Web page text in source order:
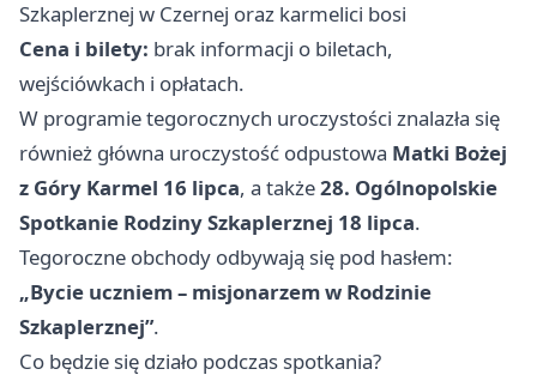
Szkaplerznej w Czernej oraz karmelici bosi
Cena i bilety: brak informacji o biletach,
wejściówkach i opłatach.
W programie tegorocznych uroczystości znalazła się
również główna uroczystość odpustowa Matki Bożej
z Góry Karmel 16 lipca, a także28. Ogólnopolskie
Spotkanie Rodziny Szkaplerznej 18 lipca.
Tegoroczne obchody odbywają się pod hasłem:
„Bycie uczniem – misjonarzem w Rodzinie
Szkaplerznej”.
Co będzie się działo podczas spotkania?